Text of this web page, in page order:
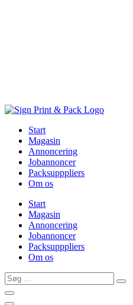
Start
Magasin
Annoncering
Jobannoncer
Packsupppliers
Om os
Start
Magasin
Annoncering
Jobannoncer
Packsupppliers
Om os
Søg
…